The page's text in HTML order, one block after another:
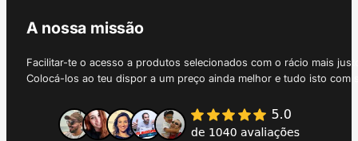
A nossa missão
Facilitar-te o acesso a produtos selecionados com o rácio mais
Colocá-los ao teu dispor a um preço ainda melhor e tudo isto